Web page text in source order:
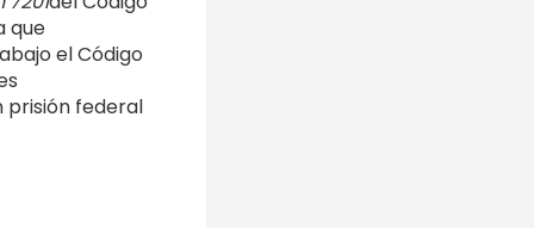
que
el Código
prisión federal